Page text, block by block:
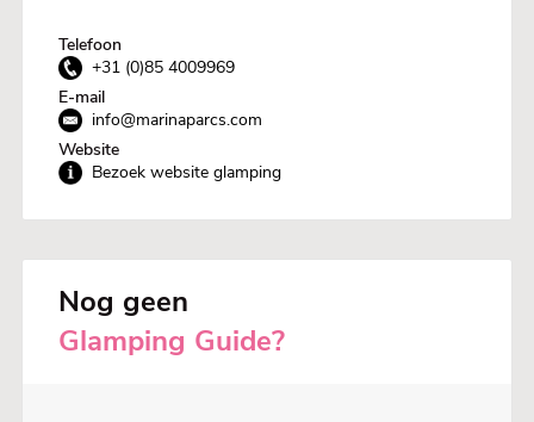
Telefoon
+31 (0)85 4009969
E-mail
info@marinaparcs.com
Website
Bezoek website glamping
Nog geen
Glamping Guide?